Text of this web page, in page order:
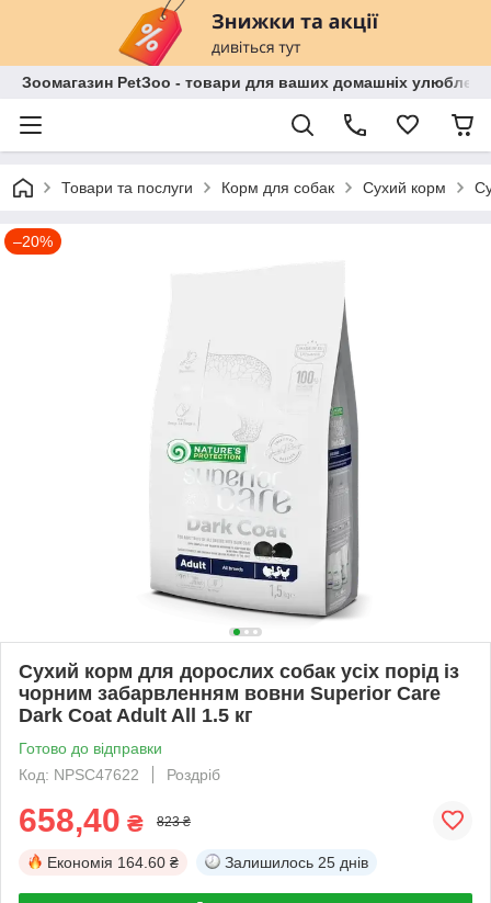
Зоомагазин PetЗoo - товари для ваших домашніх
Товари та послуги Корм для собак Сухий корм
–20%
Сухий корм для дорослих собак усіх порід із
чорним забарвленням вовни Superior Care
Dark Coat Adult All 1.5 кг
Готово до відправки
Код: NPSC47622
Роздріб
658,40 ₴ 823 ₴
Економія 164.60 ₴ Залишилось 25 днів